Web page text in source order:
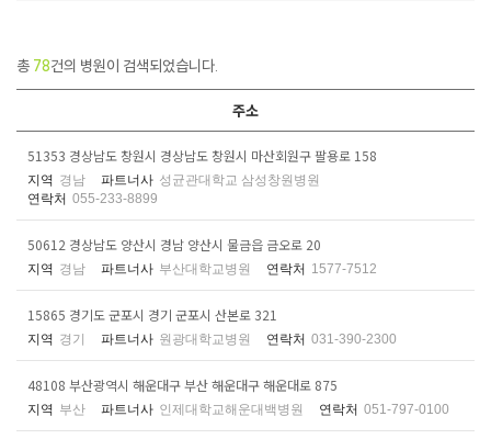
총 78건의 병원이 검색되었습니다.
주소
51353 경상남도 창원시 경상남도 창원시 마산회원구 팔용로 158
지역 경남 파트너사 성균관대학교 삼성창원병원
연락처 055-233-8899
50612 경상남도 양산시 경남 양산시 물금읍 금오로 20
지역 경남 파트너사 부산대학교병원 연락처 1577-7512
15865 경기도 군포시 경기 군포시 산본로 321
지역 경기 파트너사 원광대학교병원 연락처 031-390-2300
48108 부산광역시 해운대구 부산 해운대구 해운대로 875
지역 부산 파트너사 인제대학교해운대백병원 연락처 051-797-0100